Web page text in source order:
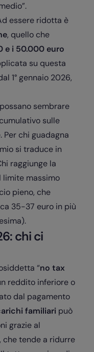
essere ridotta è
, quello che
e i 50.000 euro
su questa
1° gennaio 2026,
sembrare
sulle
chi guadagna
si traduce in
raggiunge la
limite massimo
pieno, che
35-37 euro in più
chi ci
“no tax
reddito inferiore o
dal pagamento
familiari può
grazie al
, che tende a ridurre